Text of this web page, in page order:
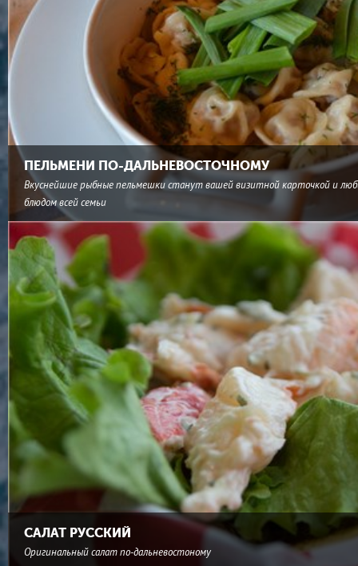
ПЕЛЬМЕНИ ПО-ДАЛЬНЕВОСТОЧНОМУ
Вкуснейшие рыбные пельмешки станут вашей визитной карточкой и
блюдом всей семьи
САЛАТ РУССКИЙ
Оригинальный салат по-дальневостоному